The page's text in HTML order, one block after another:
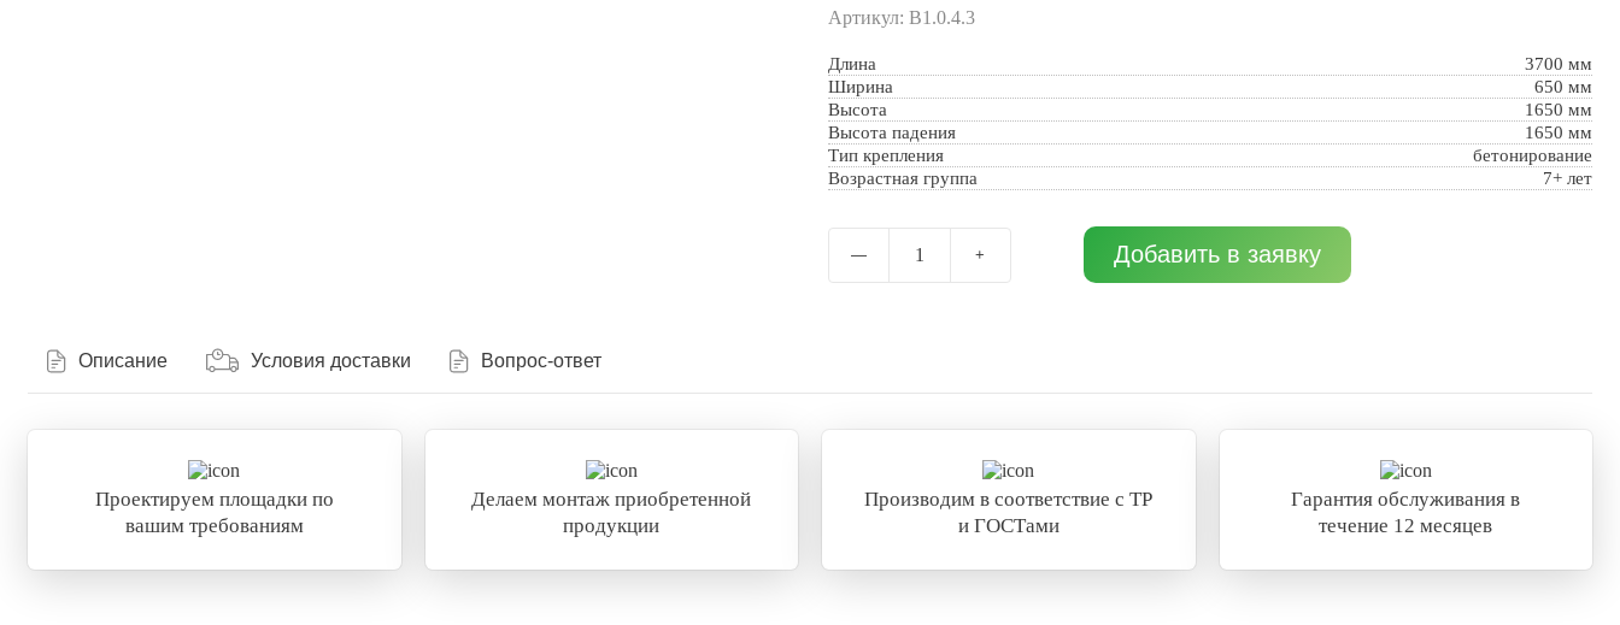
Артикул: В1.0.4.3
Длина
3700 мм
Ширина
650 мм
Высота
1650 мм
Высота падения
1650 мм
Тип крепления
бетонирование
Возрастная группа
7+ лет
— 1 + Добавить в заявку
Описание Условия доставки Вопрос-ответ
Проектируем площадки по
вашим требованиям
Делаем монтаж приобретенной
продукции
Производим в соответствие с ТР
и ГОСТами
Гарантия обслуживания в
течение 12 месяцев
Обработкой персональных данных
Отправить